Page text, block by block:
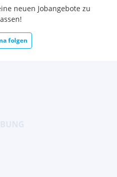
neuen Jobangebote zu
folgen